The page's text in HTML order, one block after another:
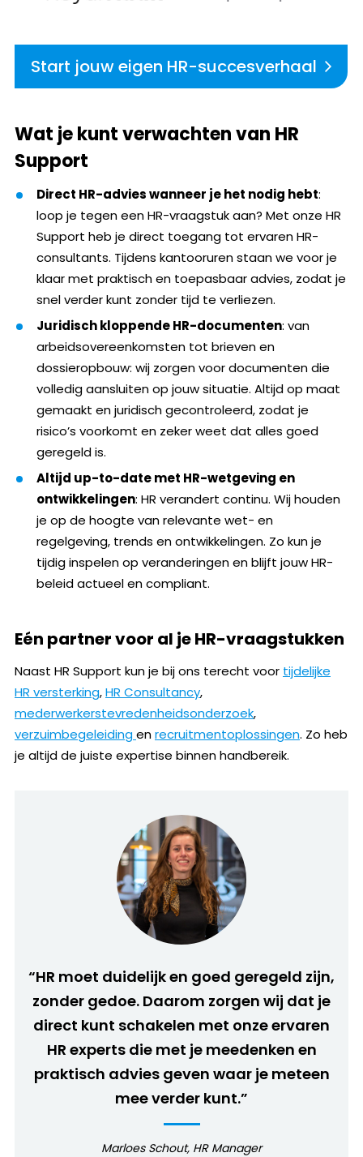
Start jouw eigen HR-succesverhaal
Wat je kunt verwachten van HR
Support
Direct HR-advies wanneer je het nodig hebt:
loop je tegen een HR-vraagstuk aan? Met onze HR
Support heb je direct toegang tot ervaren HR-
consultants. Tijdens kantooruren staan we voor je
klaar met praktisch en toepasbaar advies, zodat je
snel verder kunt zonder tijd te verliezen.
Juridisch kloppende HR-documenten: van
arbeidsovereenkomsten tot brieven en
dossieropbouw: wij zorgen voor documenten die
volledig aansluiten op jouw situatie. Altijd op maat
gemaakt en juridisch gecontroleerd, zodat je
risico’s voorkomt en zeker weet dat alles goed
geregeld is.
Altijd up-to-date met HR-wetgeving en
ontwikkelingen: HR verandert continu. Wij houden
je op de hoogte van relevante wet- en
regelgeving, trends en ontwikkelingen. Zo kun je
tijdig inspelen op veranderingen en blijft jouw HR-
beleid actueel en compliant.
Eén partner voor al je HR-vraagstukken
Naast HR Support kun je bij ons terecht voor tijdelijke
HR versterking,HR Consultancy,
mederwerkerstevredenheidsonderzoek,
verzuimbegeleidingenrecruitmentoplossingen. Zo heb
je altijd de juiste expertise binnen handbereik.
“HR moet duidelijk en goed geregeld zijn,
zonder gedoe. Daarom zorgen wij dat je
direct kunt schakelen met onze ervaren
HR experts die met je meedenken en
praktisch advies geven waar je meteen
mee verder kunt.”
Marloes Schout, HR Manager